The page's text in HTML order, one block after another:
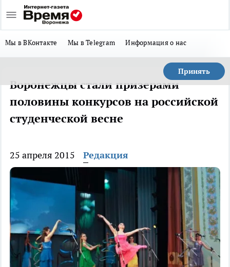
Мы в ВКонтакте Мы в Telegram Информация о нас
Принять
Воронежцы стали призерами
половины конкурсов на российской
студенческой весне
25 апреля 2015 Редакция